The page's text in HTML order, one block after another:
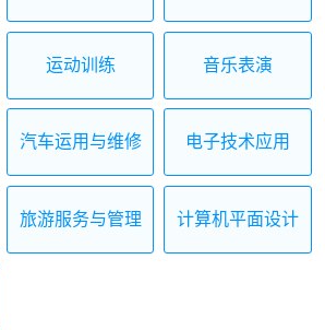
运动训练 音乐表演
汽车运用与维修 电子技术应用
旅游服务与管理 计算机平面设计